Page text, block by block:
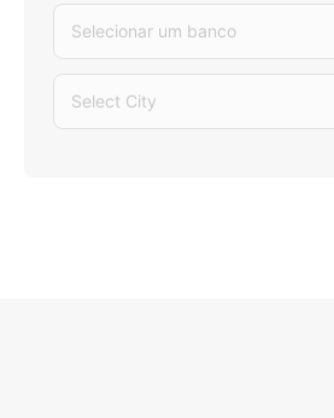
Selecionar um banco
Select City